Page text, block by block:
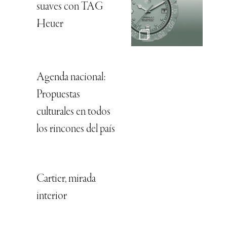
suaves con TAG
Heuer
Agenda nacional:
Propuestas
culturales en todos
los rincones del país
Cartier, mirada
interior